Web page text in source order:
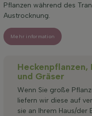
Pflanzen während des
Austrocknung.
Mehr information
Heckenpflanzen,
und Gräser
Wenn Sie große
liefern wir diese auf
sie an Ihrem Haus/der